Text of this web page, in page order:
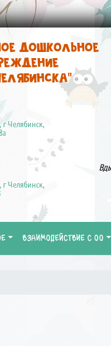
дошкольное
г Челябинск,
г Челябинск,
ВЗАИМОДЕЙСТВИЕ С ОО